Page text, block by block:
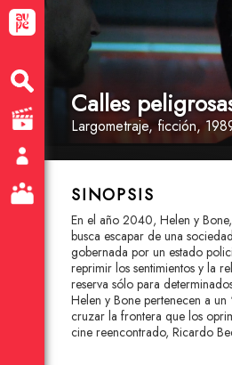
Calles
Largometraje, ficción,
SINOPSIS
En el año 2040, Helen y
busca escapar de una
gobernada por un estado
reprimir los sentimientos y la
reserva sólo para
Helen y Bone pertenecen a
cruzar la frontera que los
cine reencontrado, Ricardo